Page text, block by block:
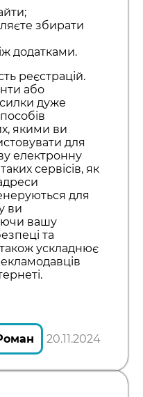
збирати
додатками.
реєстрацій.
або
дуже
якими ви
для
електронну
сервісів, як
для
ви
вашу
та
ускладнює
20.11.2024